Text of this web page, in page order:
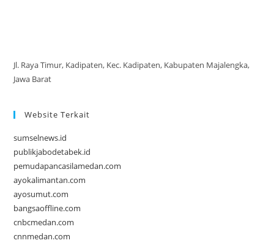
Jl. Raya Timur, Kadipaten, Kec. Kadipaten, Kabupaten Majalengka,
Jawa Barat
Website Terkait
sumselnews.id
publikjabodetabek.id
pemudapancasilamedan.com
ayokalimantan.com
ayosumut.com
bangsaoffline.com
cnbcmedan.com
cnnmedan.com